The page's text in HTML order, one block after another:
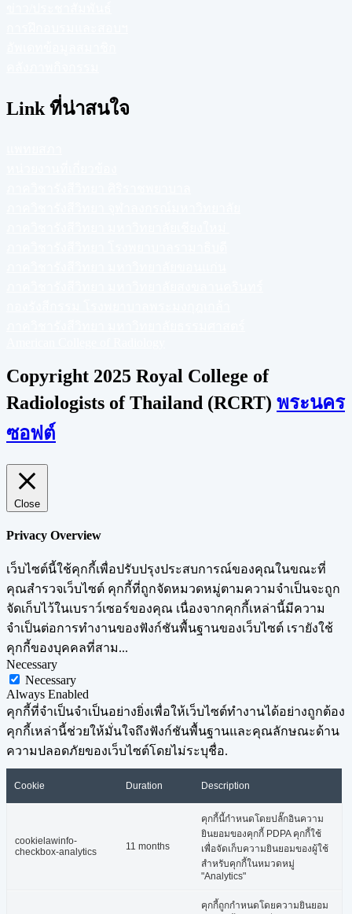
Link ที่น่าสนใจ
Copyright 2025 Royal College of
Radiologists of Thailand (RCRT) พระนคร
ซอฟต์
Close
Privacy Overview
เว็บไซต์นี้ใช้คุกกี้เพื่อปรับปรุงประสบการณ์ของคุณในขณะที่
คุณสำรวจเว็บไซต์ คุกกี้ที่ถูกจัดหมวดหมู่ตามความจำเป็นจะถูก
จัดเก็บไว้ในเบราว์เซอร์ของคุณ เนื่องจากคุกกี้เหล่านี้มีความ
จำเป็นต่อการทำงานของฟังก์ชันพื้นฐานของเว็บไซต์ เรายังใช้
คุกกี้ของบุคคลที่สาม...
Necessary
Necessary
Always Enabled
คุกกี้ที่จำเป็นจำเป็นอย่างยิ่งเพื่อให้เว็บไซต์ทำงานได้อย่างถูกต้อง
คุกกี้เหล่านี้ช่วยให้มั่นใจถึงฟังก์ชันพื้นฐานและคุณลักษณะด้าน
ความปลอดภัยของเว็บไซต์โดยไม่ระบุชื่อ.
Cookie Duration Description
cookielawinfo-
checkbox-analytics
11 months
คุกกี้นี้กำหนดโดยปลั๊กอินความ
ยินยอมของคุกกี้ PDPA คุกกี้ใช้
เพื่อจัดเก็บความยินยอมของผู้ใช้
สำหรับคุกกี้ในหมวดหมู่
"Analytics"
คุกกี้ถูกกำหนดโดยความยินยอม